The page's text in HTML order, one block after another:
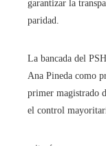
garantizar la
paridad.
La bancada del
Ana Pineda como
primer magistrado
el control